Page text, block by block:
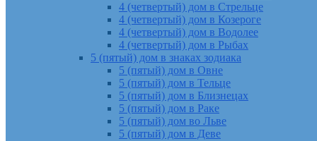
4 (четвертый) дом в Стрельце
4 (четвертый) дом в Козероге
4 (четвертый) дом в Водолее
4 (четвертый) дом в Рыбах
5 (пятый) дом в знаках зодиака
5 (пятый) дом в Овне
5 (пятый) дом в Тельце
5 (пятый) дом в Близнецах
5 (пятый) дом в Раке
5 (пятый) дом во Льве
5 (пятый) дом в Деве